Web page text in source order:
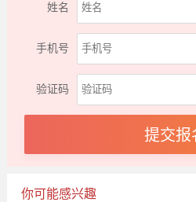
姓名
手机号
验证码
你可能感兴趣